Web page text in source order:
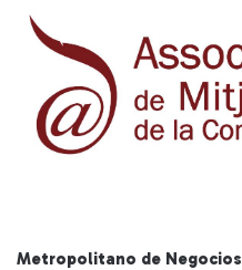
Metropolitano de Negocios